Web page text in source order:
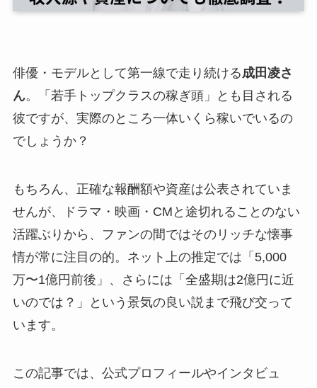
俳優・モデルとして第一線で走り続ける成田凌さ
ん。「若手トップクラスの稼ぎ頭」とも目される
彼ですが、実際のところ一体いくら稼いでいるの
でしょうか？
もちろん、正確な報酬額や資産は公表されていま
せんが、ドラマ・映画・CMと途切れることのない
活躍ぶりから、ファンの間ではそのリッチな懐事
情が常に注目の的。ネット上の推定では「5,000
万〜1億円前後」、さらには「全盛期は2億円に近
いのでは？」という景気の良い説まで飛び交って
います。
この記事では、公式プロフィールやインタビュ